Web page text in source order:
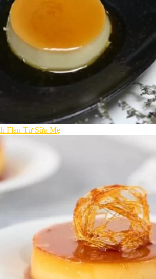
Flan Từ Sữa Mẹ